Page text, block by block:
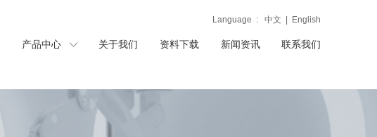
Language : 中文 English
产品中心 关于我们 资料下载 新闻资讯 联系我们